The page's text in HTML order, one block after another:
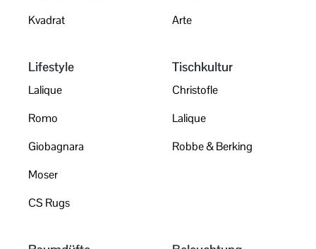
Kvadrat
Arte
Lifestyle
Lalique
Romo
Giobagnara
Moser
CS Rugs
Tischkultur
Christofle
Lalique
Robbe & Berking